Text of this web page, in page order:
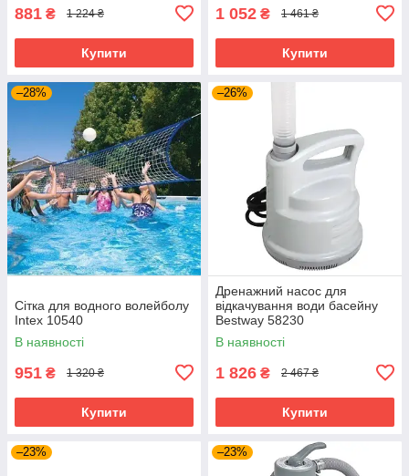
881 ₴ 1 224 ₴
Купити
1 052 ₴ 1 461 ₴
Купити
–28%
Сітка для водного волейболу
Intex 10540
В наявності
951 ₴ 1 320 ₴
Купити
–26%
Дренажний насос для
відкачування води басейну
Bestway 58230
В наявності
1 826 ₴ 2 467 ₴
Купити
–23% –23%